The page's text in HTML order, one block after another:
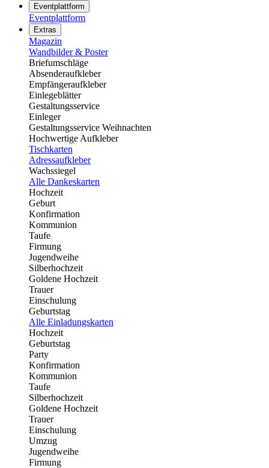
Eventplattform
Eventplattform
Extras
Magazin
Wandbilder & Poster
Briefumschläge
Absenderaufkleber
Empfängeraufkleber
Einlegeblätter
Gestaltungsservice
Einleger
Gestaltungsservice Weihnachten
Hochwertige Aufkleber
Tischkarten
Adressaufkleber
Wachssiegel
Alle Dankeskarten
Hochzeit
Geburt
Konfirmation
Kommunion
Taufe
Firmung
Jugendweihe
Silberhochzeit
Goldene Hochzeit
Trauer
Einschulung
Geburtstag
Alle Einladungskarten
Hochzeit
Geburtstag
Party
Konfirmation
Kommunion
Taufe
Silberhochzeit
Goldene Hochzeit
Trauer
Einschulung
Umzug
Jugendweihe
Firmung